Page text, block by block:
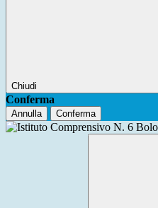
Chiudi
Conferma
Annulla Conferma